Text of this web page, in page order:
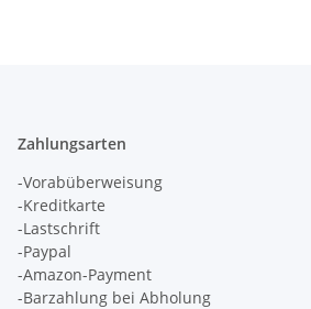
Zahlungsarten
-Vorabüberweisung
-Kreditkarte
-Lastschrift
-Paypal
-Amazon-Payment
-Barzahlung bei Abholung